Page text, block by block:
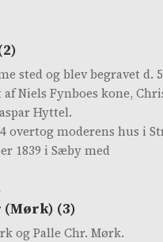
sted og blev begravet d.
Niels Fynboes kone,
Hyttel.
overtog moderens hus i
1839 i Sæby med
(3)
og Palle Chr. Mørk.